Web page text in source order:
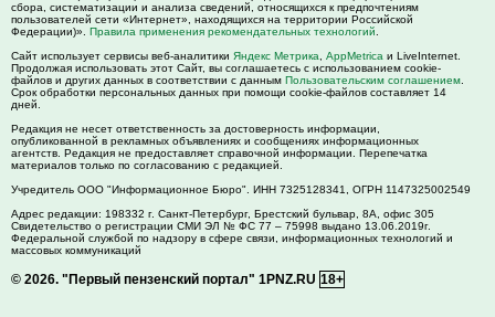
сбора, систематизации и анализа сведений, относящихся к предпочтениям
пользователей сети «Интернет», находящихся на территории Российской
Федерации)». Правила применения рекомендательных технологий
Сайт использует сервисы веб-аналитики Яндекс Метрика AppMetrica и LiveInternet.
Продолжая использовать этот Сайт, вы соглашаетесь с использованием cookie-
файлов и других данных в соответствии с данным Пользовательским соглашением
Срок обработки персональных данных при помощи cookie-файлов составляет 14
дней.
Редакция не несет ответственность за достоверность информации,
опубликованной в рекламных объявлениях и сообщениях информационных
агентств. Редакция не предоставляет справочной информации. Перепечатка
материалов только по согласованию с редакцией.
Учредитель ООО "Информационное Бюро". ИНН 7325128341, ОГРН 1147325002549
Адрес редакции: 198332 г. Санкт-Петербург, Брестский бульвар, 8А, офис 305
Свидетельство о регистрации СМИ ЭЛ № ФС 77 – 75998 выдано 13.06.2019г.
Федеральной службой по надзору в сфере связи, информационных технологий и
массовых коммуникаций
© 2026. "Первый пензенский портал" 1PNZ.RU 18+